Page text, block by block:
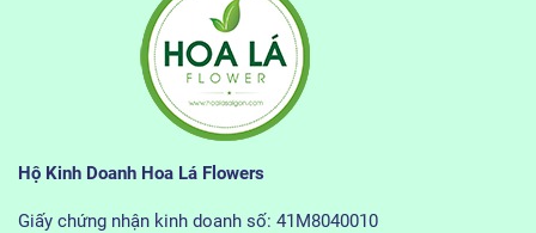
Hộ Kinh Doanh Hoa Lá Flowers
Giấy chứng nhận kinh doanh số: 41M8040010